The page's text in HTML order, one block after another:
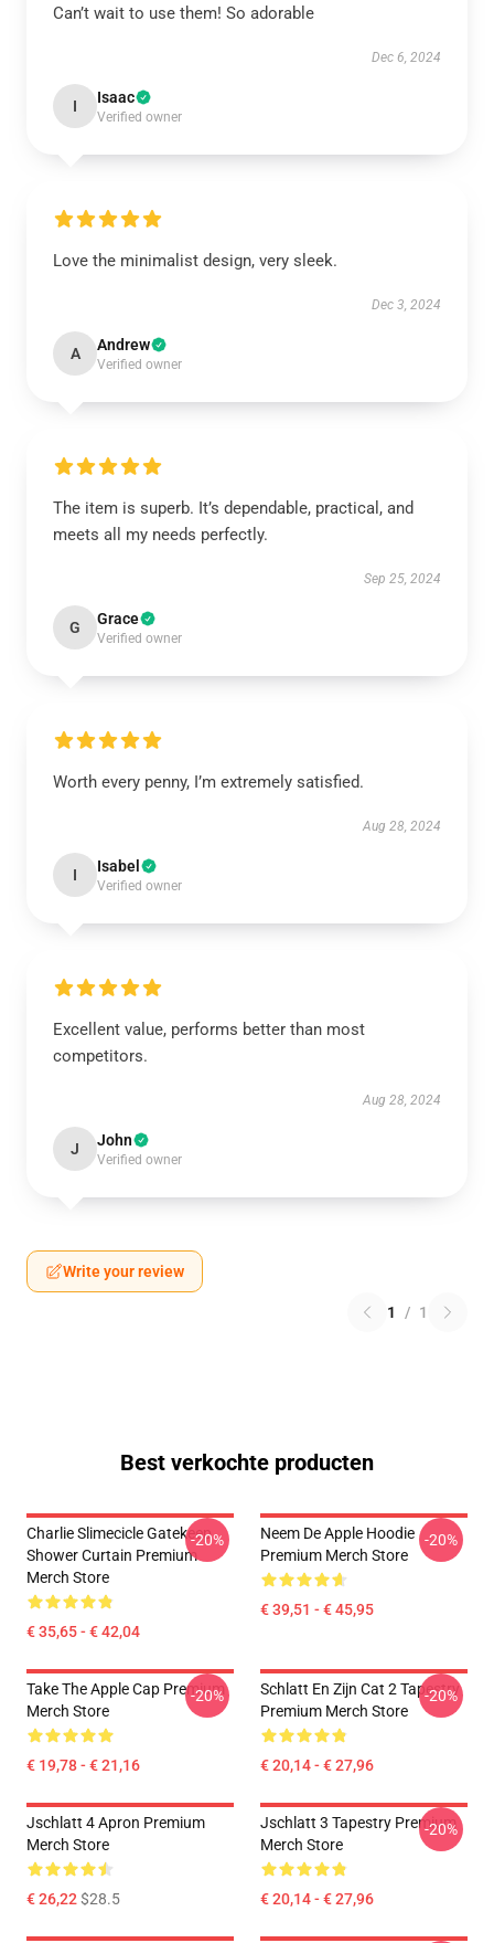
Can’t wait to use them! So adorable
Dec 6, 2024
I Isaac
Verified owner
Love the minimalist design, very sleek.
Dec 3, 2024
A Andrew
Verified owner
The item is superb. It’s dependable, practical, and
meets all my needs perfectly.
Sep 25, 2024
G Grace
Verified owner
Worth every penny, I’m extremely satisfied.
Aug 28, 2024
I Isabel
Verified owner
Excellent value, performs better than most
competitors.
Aug 28, 2024
J John
Verified owner
Write your review
1 / 1
Best verkochte producten
Charlie Slimecicle Gatekeep
Shower Curtain Premium
Merch Store
€ 35,65 - € 42,04
-20%
Neem De Apple Hoodie
Premium Merch Store
€ 39,51 - € 45,95
-20%
Take The Apple Cap Premium
Merch Store
€ 19,78 - € 21,16
-20%
Schlatt En Zijn Cat 2 Tapestry
Premium Merch Store
€ 20,14 - € 27,96
-20%
Jschlatt 4 Apron Premium
Merch Store
€ 26,22$28.5
Jschlatt 3 Tapestry Premium
Merch Store
€ 20,14 - € 27,96
-20%